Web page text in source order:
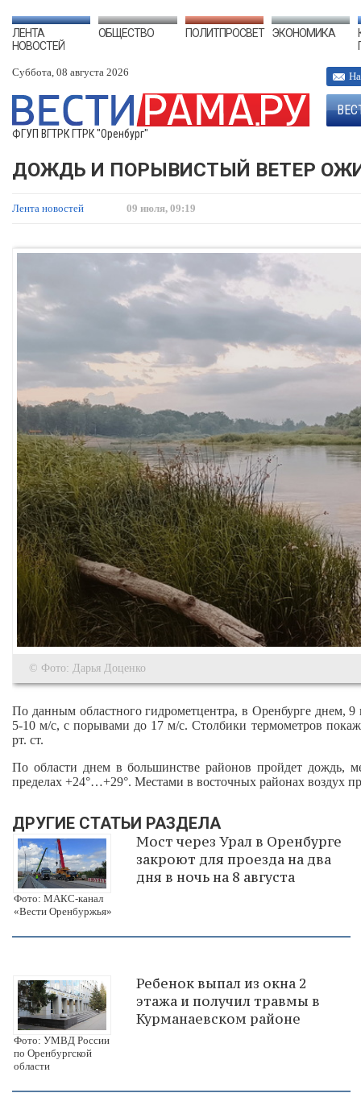
ЛЕНТА
НОВОСТЕЙ
ОБЩЕСТВО ПОЛИТПРОСВЕТ ЭКОНОМИКА
Суббота, 08 августа 2026
ФГУП ВГТРК ГТРК "Оренбург"
ДОЖДЬ И ПОРЫВИСТЫЙ ВЕТЕР
Лента новостей 09 июля, 09:19
© Фото: Дарья Доценко
По данным областного гидрометцентра, в Оренбурге днем,
5-10 м/с, с порывами до 17 м/с. Столбики термометров
рт. ст.
По области днем в большинстве районов пройдет дождь,
пределах +24°…+29°. Местами в восточных районах воздух
ДРУГИЕ СТАТЬИ РАЗДЕЛА
Фото: МАКС-канал
«Вести Оренбуржья»
Мост через Урал в Оренбурге
закроют для проезда на два
дня в ночь на 8 августа
Фото: УМВД России
по Оренбургской
области
Ребенок выпал из окна 2
этажа и получил травмы в
Курманаевском районе